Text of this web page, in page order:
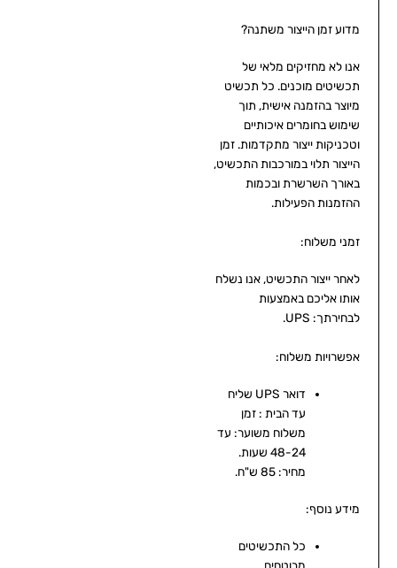
מדוע זמן הייצור משתנה?
אנו לא מחזיקים מלאי של
תכשיטים מוכנים. כל תכשיט
מיוצר בהזמנה אישית, תוך
שימוש בחומרים איכותיים
וטכניקות ייצור מתקדמות. זמן
הייצור תלוי במורכבות התכשיט,
באורך השרשרת ובכמות
ההזמנות הפעילות.
זמני משלוח:
לאחר ייצור התכשיט, אנו נשלח
אותו אליכם באמצעות
לבחירתך: UPS.
אפשרויות משלוח:
דואר UPS שליח
עד הבית : זמן
משלוח משוער: עד
48-24 שעות.
מחיר: 85 ש"ח.
מידע נוסף:
כל התכשיטים